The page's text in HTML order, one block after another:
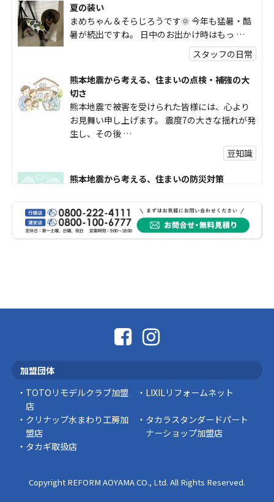
夏の装い
まめちゃん＆そらじろうです🌞 今年も猛暑・酷
暑が続出ですね。 日中のお出かけ時はもっ …
スタッフの日常
熊本地震から考える、住まいの点検・補強の大
切さ
熊本地震で被害を受けられた皆様には、心より
お見舞い申し上げます。 震度7の大きな揺れが発
生し、その後 …
豆知識
熊本地震から考える、住まいの防災対策
受けられた皆様に、心よりお見舞い申し上げま
す。 今回の地震 …
社長コラム
スタッフの日常
加盟団体
TOTOリモデルクラブ加盟
店
LIXILリフォームネット
クリナップ水まわり工房加
盟店
タカラスタンダードパート
ナーショップ加盟店
タカギ取扱店
Copyright REFORM AOYAMA CO., Ltd. All Rights Reserved.